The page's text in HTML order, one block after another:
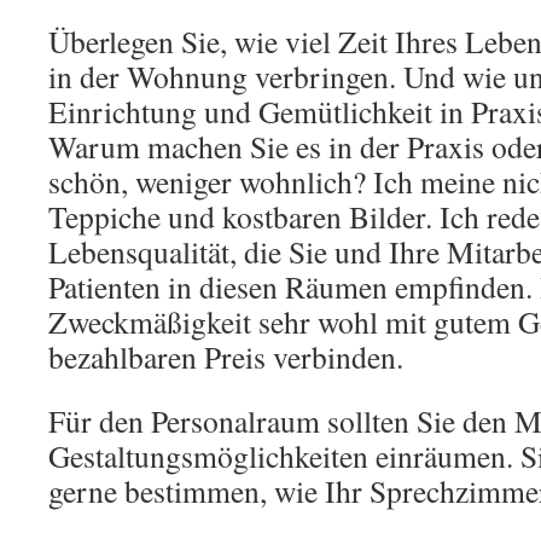
Überlegen Sie, wie viel Zeit Ihres
in der Wohnung verbringen. Und wie
Einrichtung und Gemütlichkeit in
Warum machen Sie es in der Praxis
schön, weniger wohnlich? Ich meine
Teppiche und kostbaren Bilder. Ich
Lebensqualität, die Sie und Ihre
Patienten in diesen Räumen
Zweckmäßigkeit sehr wohl mit gutem
bezahlbaren Preis verbinden.
Für den Personalraum sollten Sie den
Gestaltungsmöglichkeiten einräumen.
gerne bestimmen, wie Ihr